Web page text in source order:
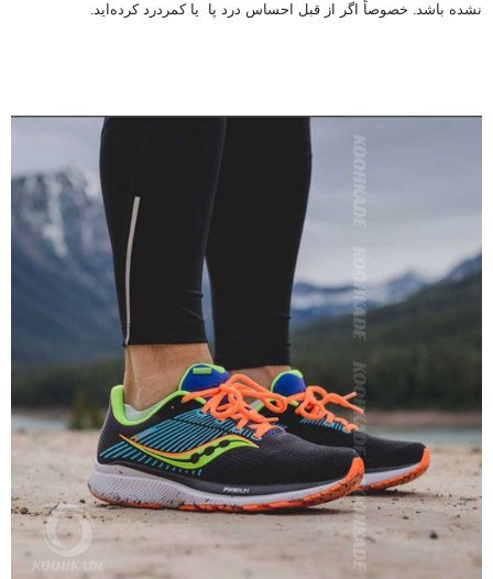
نشده باشد. خصوصاً اگر از قبل احساس درد پا یا کمردرد کرده‌اید.